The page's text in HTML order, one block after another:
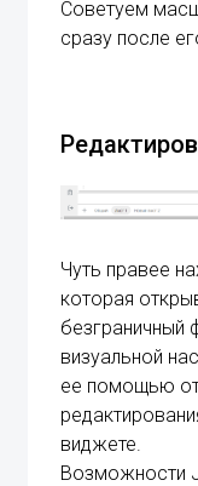
Советуем
сразу после
Чуть правее
которая
безграничный
визуальной
ее помощью
виджете.
Возможности